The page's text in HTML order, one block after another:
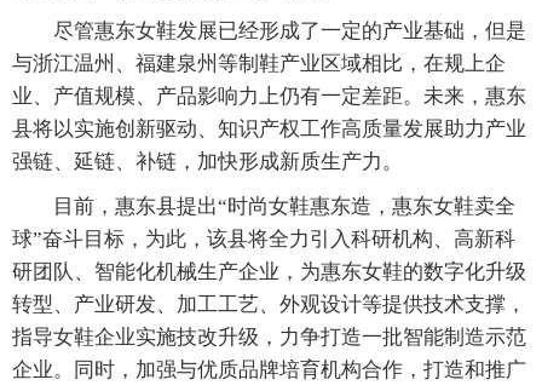
尽管惠东女鞋发展已经形成了一定的产业基础，但是
与浙江温州、福建泉州等制鞋产业区域相比，在规上企
业、产值规模、产品影响力上仍有一定差距。未来，惠东
县将以实施创新驱动、知识产权工作高质量发展助力产业
强链、延链、补链，加快形成新质生产力。
目前，惠东县提出“时尚女鞋惠东造，惠东女鞋卖全
球”奋斗目标，为此，该县将全力引入科研机构、高新科
研团队、智能化机械生产企业，为惠东女鞋的数字化升级
转型、产业研发、加工工艺、外观设计等提供技术支撑，
指导女鞋企业实施技改升级，力争打造一批智能制造示范
企业。同时，加强与优质品牌培育机构合作，打造和推广